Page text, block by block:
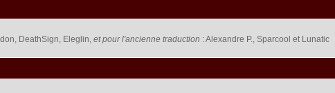
DeathSign, Eleglin,et pour l'ancienne traduction : Alexandre P., Sparcool et Lunatic